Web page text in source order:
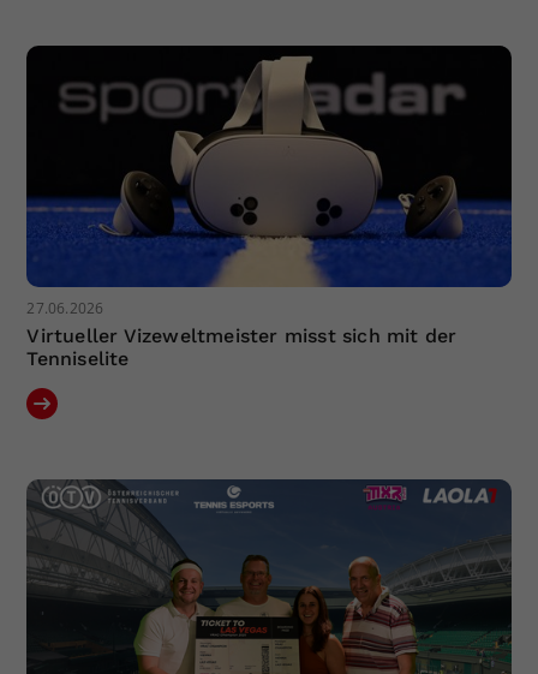
27.06.2026
Virtueller Vizeweltmeister misst sich mit der
Tenniselite
Zweck
Einstellungen. Unter anderem eine
zufällig generierte ID, für die
historische Speicherung Ihrer
vorgenommen Einstellungen, falls der
Webseiten-Betreiber dies eingestellt
hat.